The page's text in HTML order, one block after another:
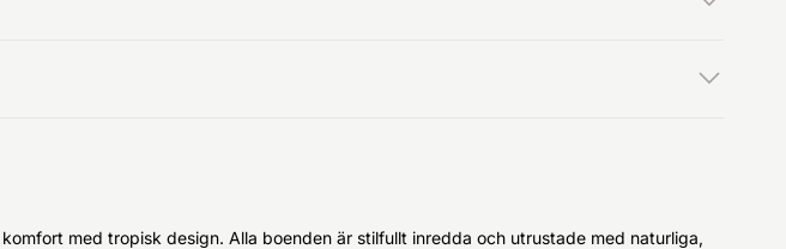
med tropisk design. Alla boenden är stilfullt inredda och utrustade med naturliga,